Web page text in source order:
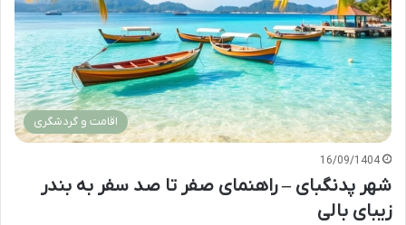
اقامت و گردشگری
16/09/1404
شهر پدنگبای – راهنمای صفر تا صد سفر به بندر
زیبای بالی